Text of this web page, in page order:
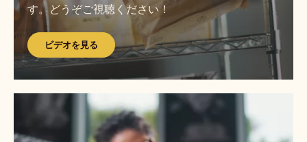
す。どうぞご視聴ください！
ビデオを見る
オ